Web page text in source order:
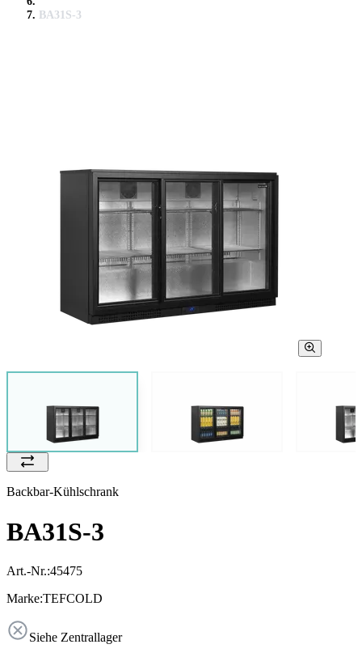
BA31S-3
Backbar-Kühlschrank
BA31S-3
Art.-Nr.:45475
Marke:TEFCOLD
Siehe Zentrallager